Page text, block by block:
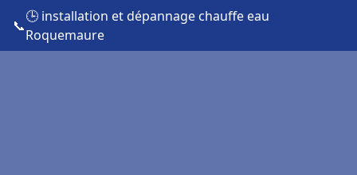
📞
🕒 installation et dépannage chauffe eau
Roquemaure